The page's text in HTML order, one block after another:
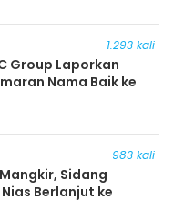
1.293 kali
Group Laporkan
Nama Baik ke
983 kali
Sidang
Berlanjut ke